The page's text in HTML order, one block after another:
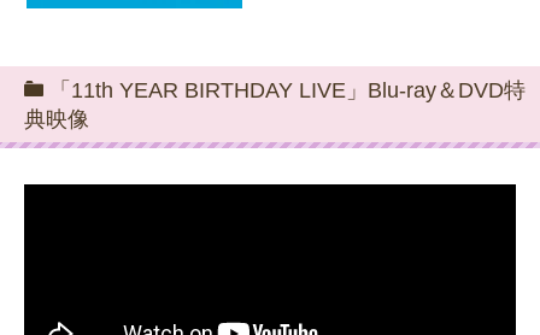
「11th YEAR BIRTHDAY LIVE」Blu-ray＆DVD特
典映像